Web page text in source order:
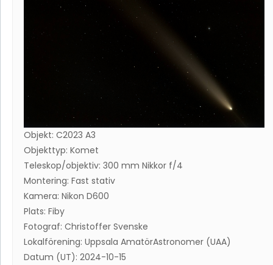
Objekt: C2023 A3
Objekttyp: Komet
Teleskop/objektiv: 300 mm Nikkor f/4
Montering: Fast stativ
Kamera: Nikon D600
Plats: Fiby
Fotograf: Christoffer Svenske
Lokalförening: Uppsala AmatörAstronomer (UAA)
Datum (UT): 2024-10-15